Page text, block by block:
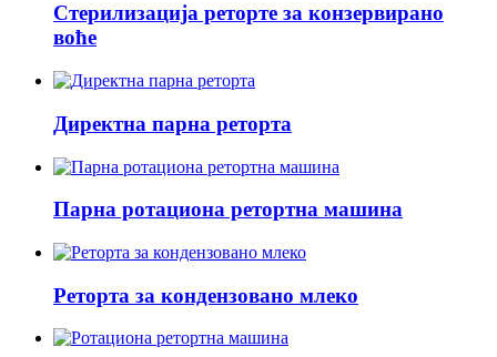
Стерилизација реторте за конзервирано
воће
Директна парна реторта
Парна ротациона ретортна машина
Реторта за кондензовано млеко